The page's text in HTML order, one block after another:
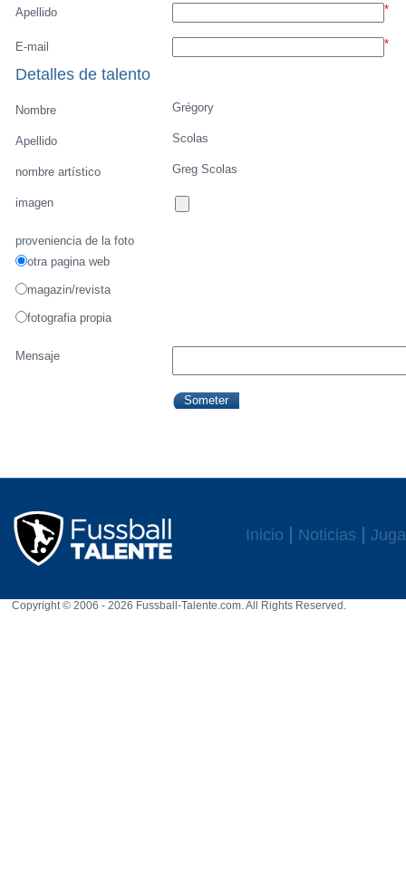
Apellido *
E-mail *
Detalles de talento
Nombre Grégory
Apellido Scolas
nombre artístico Greg Scolas
imagen
proveniencia de la foto
otra pagina web
magazin/revista
fotografia propia
Mensaje
Inicio Noticias
Copyright © 2006 - 2026 Fussball-Talente.com. All Rights Reserved.